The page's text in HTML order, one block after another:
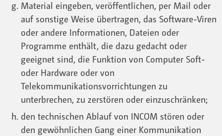
Material eingeben, veröffentlichen, per Mail oder
auf sonstige Weise übertragen, das Software-Viren
oder andere Informationen, Dateien oder
Programme enthält, die dazu gedacht oder
geeignet sind, die Funktion von Computer Soft-
oder Hardware oder von
Telekommunikationsvorrichtungen zu
unterbrechen, zu zerstören oder einzuschränken;
den technischen Ablauf von INCOM stören oder
den gewöhnlichen Gang einer Kommunikation